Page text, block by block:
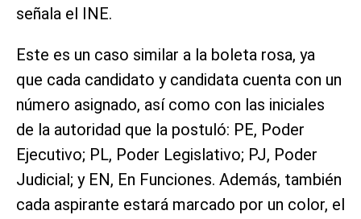
señala el INE.
Este es un caso similar a la boleta rosa, ya
que cada candidato y candidata cuenta con un
número asignado, así como con las iniciales
de la autoridad que la postuló: PE, Poder
Ejecutivo; PL, Poder Legislativo; PJ, Poder
Judicial; y EN, En Funciones. Además, también
cada aspirante estará marcado por un color, el